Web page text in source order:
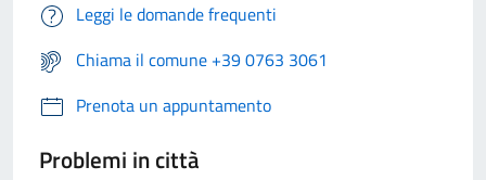
Leggi le domande frequenti
Chiama il comune +39 0763 3061
Prenota un appuntamento
Problemi in città